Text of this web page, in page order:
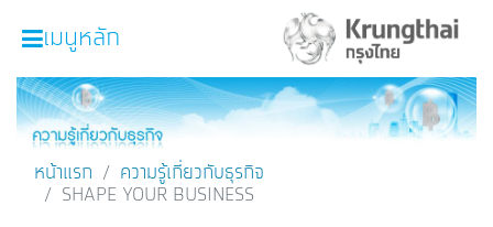
หน้าหลัก
ผลิตภัณฑ์และบริการ
โปรโมชั่น
เมนูหลัก
หน้าแรก
ความรู้เกี่ยวกับธุรกิจ
SHAPE YOUR BUSINESS